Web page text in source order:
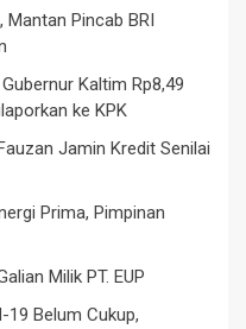
Pincab BRI
Kaltim Rp8,49
ke KPK
Jamin Kredit Senilai
Prima, Pimpinan
Milik PT. EUP
19 Belum Cukup,